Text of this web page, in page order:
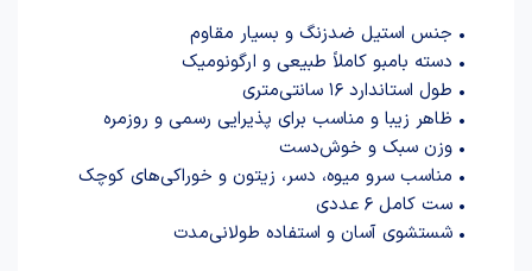
• جنس استیل ضدزنگ و بسیار مقاوم
• دسته بامبو کاملاً طبیعی و ارگونومیک
• طول استاندارد ۱۶ سانتی‌متری
• ظاهر زیبا و مناسب برای پذیرایی رسمی و روزمره
• وزن سبک و خوش‌دست
• مناسب سرو میوه، دسر، زیتون و خوراکی‌های کوچک
• ست کامل ۶ عددی
• شستشوی آسان و استفاده طولانی‌مدت